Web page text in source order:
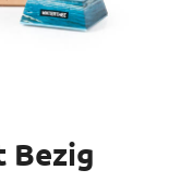
Bezig